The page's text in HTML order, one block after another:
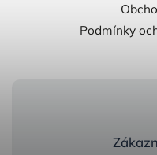
Podmínky